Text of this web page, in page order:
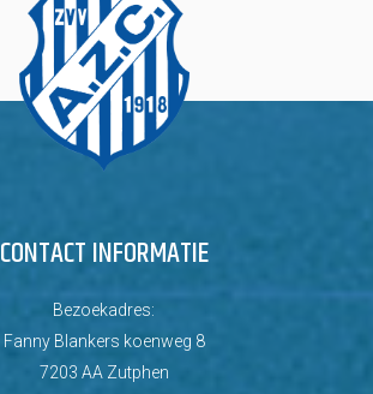
CONTACT INFORMATIE
Bezoekadres:
Fanny Blankers koenweg 8
7203 AA Zutphen